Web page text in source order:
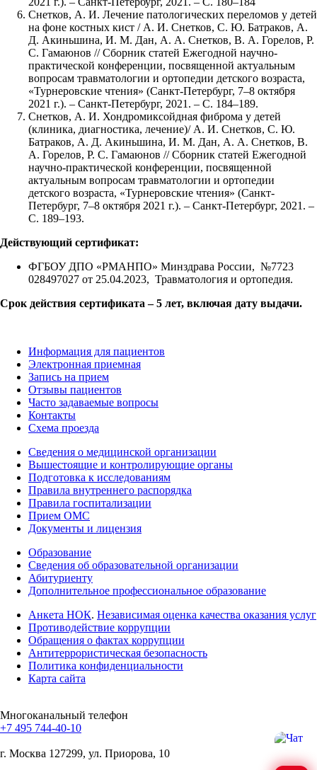
Снетков, А. И. Лечение патологических переломов у детей
на фоне костных кист / А. И. Снетков, С. Ю. Батраков, А.
Д. Акиньшина, И. М. Дан, А. А. Снетков, В. А. Горелов, Р.
С. Гамаюнов // Сборник статей Ежегодной научно-
практической конференции, посвященной актуальным
вопросам травматологии и ортопедии детского возраста,
«Турнеровские чтения» (Санкт-Петербург, 7–8 октября
2021 г.). – Санкт-Петербург, 2021. – С. 184–189.
Снетков, А. И. Хондромиксойдная фиброма у детей
(клиника, диагностика, лечение)/ А. И. Снетков, С. Ю.
Батраков, А. Д. Акиньшина, И. М. Дан, А. А. Снетков, В.
А. Горелов, Р. С. Гамаюнов // Сборник статей Ежегодной
научно-практической конференции, посвященной
актуальным вопросам травматологии и ортопедии
детского возраста, «Турнеровские чтения» (Санкт-
Петербург, 7–8 октября 2021 г.). – Санкт-Петербург, 2021. –
С. 189–193.
Действующий сертификат:
ФГБОУ ДПО «РМАНПО» Минздрава России, №7723
028497027 от 25.04.2023, Травматология и ортопедия.
Срок действия сертификата – 5 лет, включая дату выдачи.
Информация для пациентов
Электронная приемная
Запись на прием
Отзывы пациентов
Часто задаваемые вопросы
Контакты
Схема проезда
Сведения о медицинской организации
Вышестоящие и контролирующие органы
Подготовка к исследованиям
Правила внутреннего распорядка
Правила госпитализации
Прием ОМС
Документы и лицензия
Образование
Сведения об образовательной организации
Абитуриенту
Дополнительное профессиональное образование
Анкета НОК. Независимая оценка качества оказания услуг
Противодействие коррупции
Обращения о фактах коррупции
Антитеррористическая безопасность
Политика конфиденциальности
Карта сайта
Многоканальный телефон
+7 495 744-40-10
г. Москва 127299, ул. Приорова, 10